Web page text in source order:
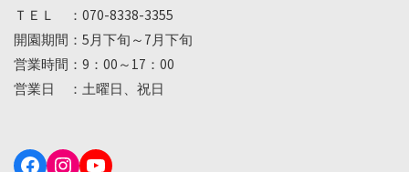
ＴＥＬ ：070-8338-3355
開園期間：5月下旬～7月下旬
営業時間：9：00～17：00
営業日 ：土曜日、祝日
Facebook
Instagram
YouTube